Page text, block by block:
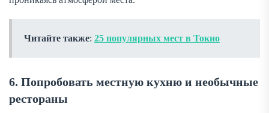
Читайте также: 25 популярных мест в Токио
6. Попробовать местную кухню и необычные
рестораны